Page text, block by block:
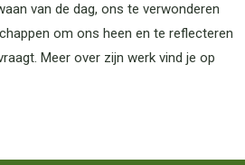
van de dag, ons te verwonderen
om ons heen en te reflecteren
Meer over zijn werk vind je op